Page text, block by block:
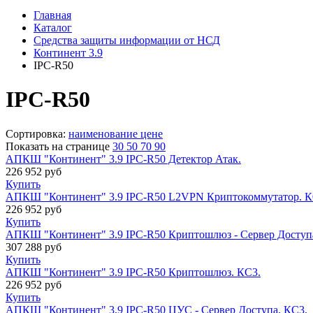
Главная
Каталог
Средства защиты информации от НСД
Континент 3.9
IPC-R50
IPC-R50
Сортировка: наименование цене
Показать на странице 30 50 70 90
АПКШ "Континент" 3.9 IPC-R50 Детектор Атак.
226 952 руб
Купить
АПКШ "Континент" 3.9 IPC-R50 L2VPN Криптокоммутатор.
226 952 руб
Купить
АПКШ "Континент" 3.9 IPC-R50 Криптошлюз - Сервер
307 288 руб
Купить
АПКШ "Континент" 3.9 IPC-R50 Криптошлюз. КС3.
226 952 руб
Купить
АПКШ "Континент" 3.9 IPC-R50 ЦУС - Сервер Доступа. КС3.